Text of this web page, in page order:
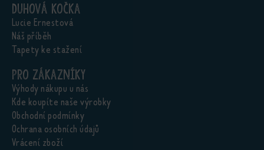
Duhová kočka
Lucie Ernestová
Náš příběh
Tapety ke stažení
Pro zákazníky
Výhody nákupu u nás
Kde koupíte naše výrobky
Obchodní podmínky
Ochrana osobních údajů
Vrácení zboží